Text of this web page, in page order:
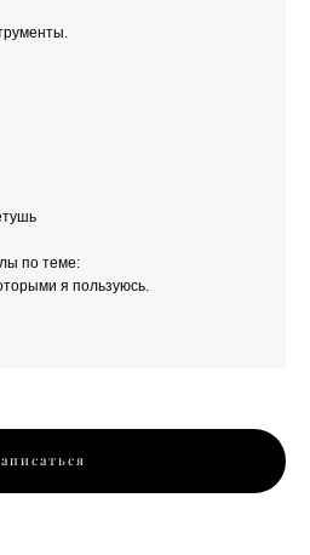
по теме:
я пользуюсь.